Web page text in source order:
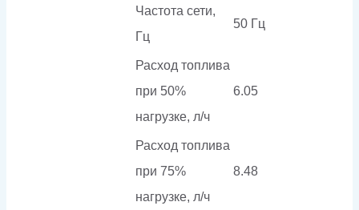
Частота сети,
Гц
50 Гц
Расход топлива
при 50%
нагрузке, л/ч
6.05
Расход топлива
при 75%
нагрузке, л/ч
8.48